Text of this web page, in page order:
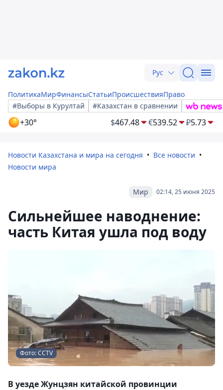
Рус
ПолитикаМирФинансыСтатьиПроисшествияПраво
#Выборы в Курултай
#Казахстан в сравнении
+30° $467.48 €539.52 ₽5.73
Новости Казахстана и мира на сегодня
Все новости
Новости мира
02:14, 25 июня 2025
Мир
Сильнейшее наводнение:
часть Китая ушла под воду
Фото: CCTV
В уезде Жунцзян китайской провинции